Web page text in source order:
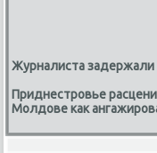
Журналиста задержали
Приднестровье
Молдове как